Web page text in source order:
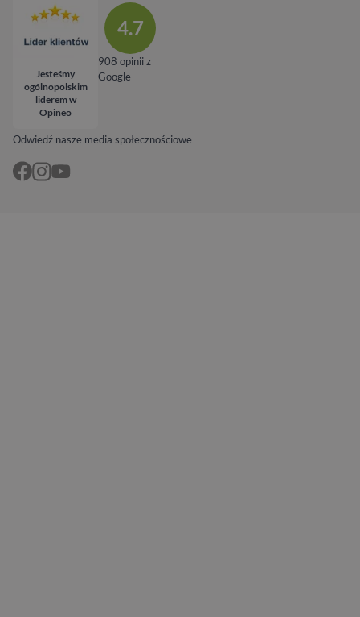
Odwiedź nasze media społecznościowe
Jesteśmy
ogólnopolskim
liderem w
Opineo
4.7
908 opinii z
Google